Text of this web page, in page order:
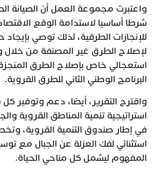
واعتبرت مجموعة العمل أن الصيانة
شرطا أساسيا لاستدامة الوقع
للإنجازات الطرقية، لذلك توصي
لإصلاح الطرق غير المصنفة من خلال
استعجالي خاص بإصلاح الطرق
البرنامج الوطني الثاني للطرق القروية.
واقترح التقرير، أيضا، دعم وتوفير
استراتيجية تنمية المناطق القروية
في إطار صندوق التنمية القروية،
استثنائي لفك العزلة عن الجبال مع
المفهوم ليشمل كل مناحي الحياة.